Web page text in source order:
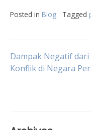
Posted in Blog Tagged
Post
Dampak Negatif dari
Konflik di Negara